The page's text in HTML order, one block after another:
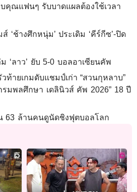
บคุณแฟนๆ รับบาดแผลต้องใช้เวลา
ส์ ‘ช้างศึกหนุ่ม’ ประเดิม ‘คีร์กีซ’-ปิด
ม ‘ลาว’ ยับ 5-0 บอลอาเซียนคัพ
วท้ายเกมดับแชมป์เก่า “สวนกุหลาบ”
มพลศึกษา เดลินิวส์ คัพ 2026” 18 ปี
63 ล้านคนดูนัดชิงฟุตบอลโลก